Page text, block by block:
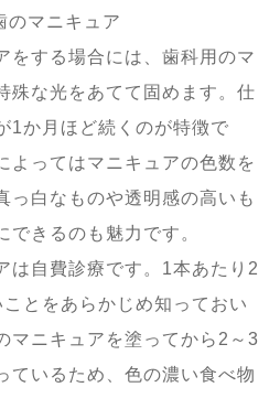
のマニキュア
をする場合には、歯科用のマ
殊な光をあてて固めます。仕
1か月ほど続くのが特徴で
よってはマニキュアの色数を
っ白なものや透明感の高いも
きるのも魅力です。
は自費診療です。1本あたり2
とをあらかじめ知っておい
マニキュアを塗ってから2～3
ているため、色の濃い食べ物